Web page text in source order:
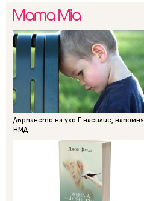
Дърпането на ухо Е насилие, напомня
НМД